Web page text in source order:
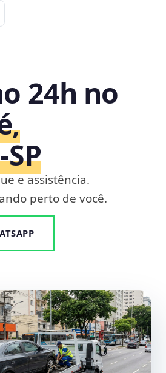
24h no
e assistência.
perto de você.